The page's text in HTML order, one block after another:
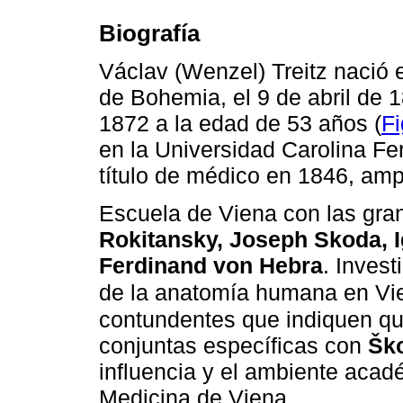
Biografía
Václav (Wenzel) Treitz nació
de Bohemia, el 9 de abril de
1872 a la edad de 53 años (
en la Universidad Carolina
título de médico en 1846,
Escuela de Viena con las
Rokitansky, Joseph Skoda,
Ferdinand von Hebra.
de la anatomía humana en
contundentes que indiquen
conjuntas específicas con
influencia y el ambiente
Medicina de Viena.